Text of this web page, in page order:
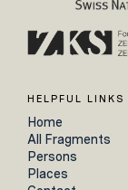
HELPFUL LINKS
Home
All Fragments
Persons
Places